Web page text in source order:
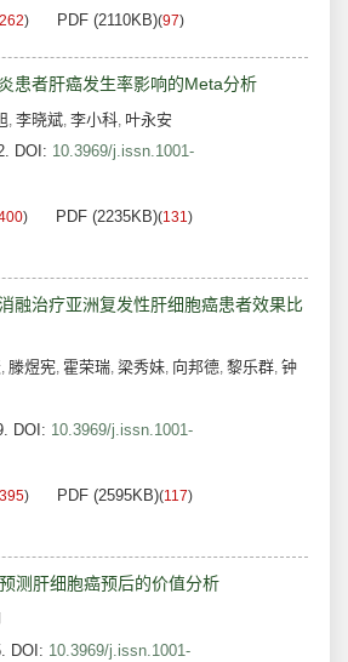
262) PDF (2110KB)(97)
患者肝癌发生率影响的Meta分析
, 李晓斌, 李小科, 叶永安
DOI: 10.3969/j.issn.1001-
) PDF (2235KB)(131)
融治疗亚洲复发性肝细胞癌患者效果比
, 滕煜宪, 霍荣瑞, 梁秀妹, 向邦德, 黎乐群, 钟
DOI: 10.3969/j.issn.1001-
395) PDF (2595KB)(117)
测肝细胞癌预后的价值分析
DOI: 10.3969/j.issn.1001-